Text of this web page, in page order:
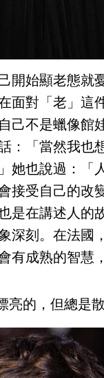
開始顯老態就
面對「老」這
己不是蠟像館
：「當然我也
她也說過：「
接受自己的改
是在講述人的
深刻。在法國
有成熟的智慧
亮的，但總是